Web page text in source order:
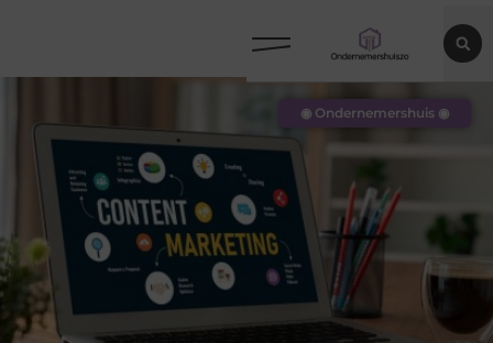
◉ Ondernemershuis ◉